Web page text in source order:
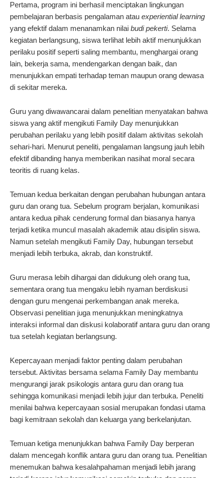
Pertama, program ini berhasil menciptakan lingkungan
pembelajaran berbasis pengalaman atau experiential learning
yang efektif dalam menanamkan nilai budi pekerti. Selama
kegiatan berlangsung, siswa terlihat lebih aktif menunjukkan
perilaku positif seperti saling membantu, menghargai orang
lain, bekerja sama, mendengarkan dengan baik, dan
menunjukkan empati terhadap teman maupun orang dewasa
di sekitar mereka.
Guru yang diwawancarai dalam penelitian menyatakan bahwa
siswa yang aktif mengikuti Family Day menunjukkan
perubahan perilaku yang lebih positif dalam aktivitas sekolah
sehari-hari. Menurut peneliti, pengalaman langsung jauh lebih
efektif dibanding hanya memberikan nasihat moral secara
teoritis di ruang kelas.
Temuan kedua berkaitan dengan perubahan hubungan antara
guru dan orang tua. Sebelum program berjalan, komunikasi
antara kedua pihak cenderung formal dan biasanya hanya
terjadi ketika muncul masalah akademik atau disiplin siswa.
Namun setelah mengikuti Family Day, hubungan tersebut
menjadi lebih terbuka, akrab, dan konstruktif.
Guru merasa lebih dihargai dan didukung oleh orang tua,
sementara orang tua mengaku lebih nyaman berdiskusi
dengan guru mengenai perkembangan anak mereka.
Observasi penelitian juga menunjukkan meningkatnya
interaksi informal dan diskusi kolaboratif antara guru dan orang
tua setelah kegiatan berlangsung.
Kepercayaan menjadi faktor penting dalam perubahan
tersebut. Aktivitas bersama selama Family Day membantu
mengurangi jarak psikologis antara guru dan orang tua
sehingga komunikasi menjadi lebih jujur dan terbuka. Peneliti
menilai bahwa kepercayaan sosial merupakan fondasi utama
bagi kemitraan sekolah dan keluarga yang berkelanjutan.
Temuan ketiga menunjukkan bahwa Family Day berperan
dalam mencegah konflik antara guru dan orang tua. Penelitian
menemukan bahwa kesalahpahaman menjadi lebih jarang